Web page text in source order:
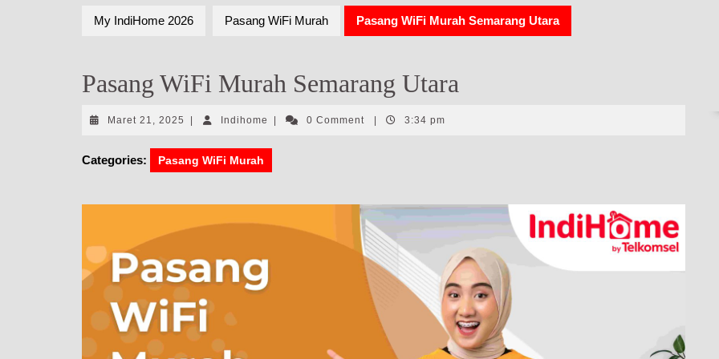
My IndiHome 2026 Pasang WiFi Murah Pasang WiFi Murah Semarang Utara
Pasang WiFi Murah Semarang Utara
Maret 21, 2025 Maret
2025
Indihome Indihome0 Comment 3:34 pm
Categories: Pasang WiFi Murah